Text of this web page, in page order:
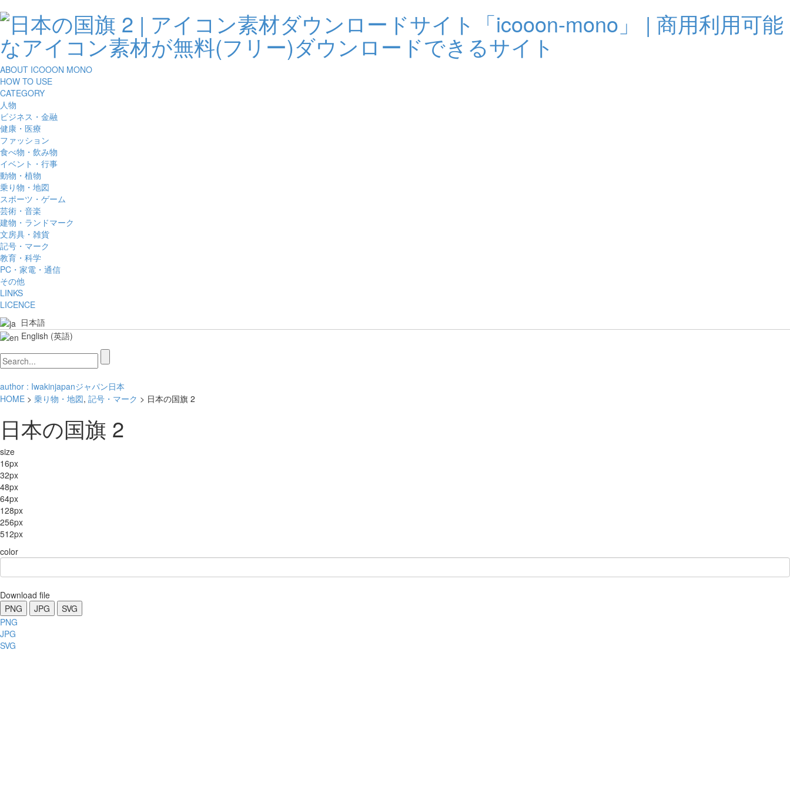
ABOUT ICOOON MONO
HOW TO USE
CATEGORY
人物
ビジネス・金融
健康・医療
ファッション
食べ物・飲み物
イベント・行事
動物・植物
乗り物・地図
スポーツ・ゲーム
芸術・音楽
建物・ランドマーク
文房具・雑貨
記号・マーク
教育・科学
PC・家電・通信
その他
LINKS
LICENCE
日本語
English (英語)
author : Iwakinjapanジャパン日本
HOME > 乗り物・地図, 記号・マーク > 日本の国旗 2
日本の国旗 2
size
16px
32px
48px
64px
128px
256px
512px
color
Download file
PNG
JPG
SVG
PNG
JPG
SVG